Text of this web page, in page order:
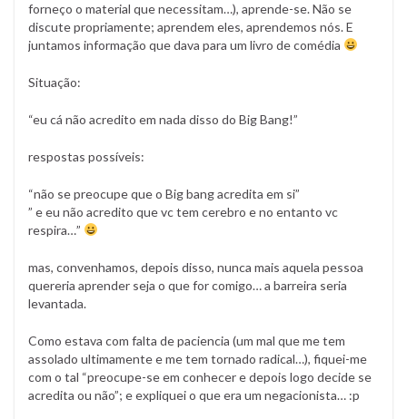
forneço o material que necessitam…), aprende-se. Não se
discute propriamente; aprendem eles, aprendemos nós. E
juntamos informação que dava para um livro de comédia
Situação:
“eu cá não acredito em nada disso do Big Bang!”
respostas possíveis:
“não se preocupe que o Big bang acredita em si”
” e eu não acredito que vc tem cerebro e no entanto vc
respira…”
mas, convenhamos, depois disso, nunca mais aquela pessoa
quereria aprender seja o que for comigo… a barreira seria
levantada.
Como estava com falta de paciencia (um mal que me tem
assolado ultimamente e me tem tornado radical…), fiquei-me
com o tal “preocupe-se em conhecer e depois logo decide se
acredita ou não”; e expliquei o que era um negacionista… :p